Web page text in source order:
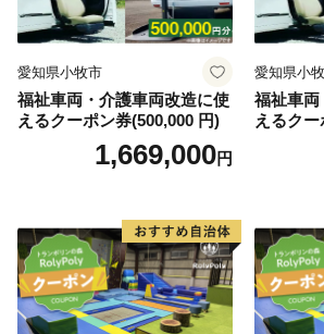
本州最南端の町、串本町へ是非一度お
★ABCテレビのニュース情報番組「
で、「 紅葉屋本舗」の“竹皮包みよう
👉「竹皮包みようかん3本セット（本
★ABCテレビのニュース情報番組「キ
「串本食品株式会社」の“じゃばらマ
愛知県小牧市
福祉車両・介護車両改造に使
えるクーポン券(500,000 円)
1,669,000円
愛知県小
福祉車両
えるク